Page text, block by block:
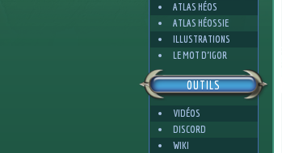
ATLAS HÉOS
ATLAS HÉOSSIE
ILLUSTRATIONS
LE MOT D'IGOR
OUTILS
VIDÉOS
DISCORD
WIKI